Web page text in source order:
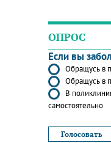
ОПРОС
Если вы
Обращусь в
Обращусь в
В
самостоятельно